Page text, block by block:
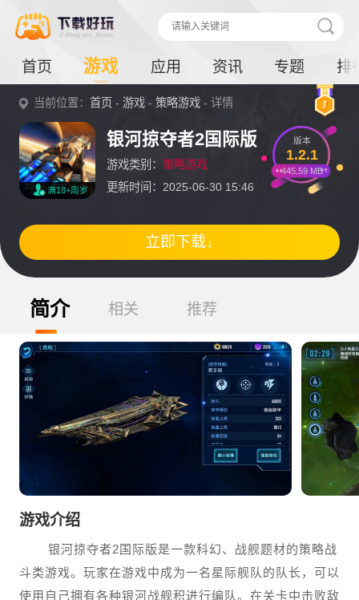
首页 游戏 应用 资讯 专题 排
当前位置：首页 -游戏 -策略游戏 - 详情
满18+周岁
银河掠夺者2国际版
游戏类别： 策略游戏
更新时间：2025-06-30 15:46
版本
1.2.1
445.59 MB
立即下载↓
简介 相关 推荐
游戏介绍
银河掠夺者2国际版是一款科幻、战舰题材的策略战
斗类游戏。玩家在游戏中成为一名星际舰队的队长，可以
使用自己拥有各种银河战舰积进行编队。在关卡中击败敌